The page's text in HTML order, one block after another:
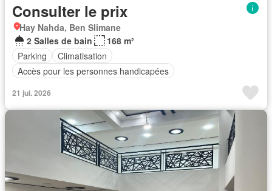
Consulter le prix
Hay Nahda, Ben Slimane
2 Salles de bain
168 m²
Parking
Climatisation
Accès pour les personnes handicapées
21 jui. 2026